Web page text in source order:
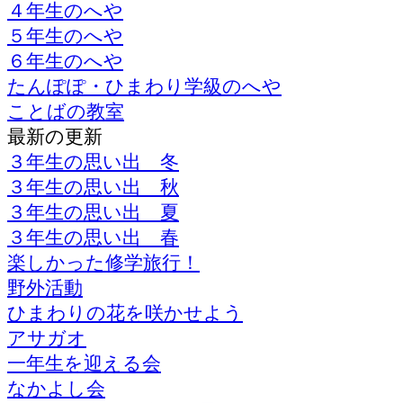
４年生のへや
５年生のへや
６年生のへや
たんぽぽ・ひまわり学級のへや
ことばの教室
最新の更新
３年生の思い出 冬
３年生の思い出 秋
３年生の思い出 夏
３年生の思い出 春
楽しかった修学旅行！
野外活動
ひまわりの花を咲かせよう
アサガオ
一年生を迎える会
なかよし会